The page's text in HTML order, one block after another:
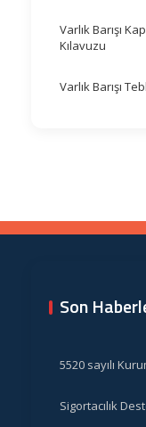
Varlık Barışı
Kılavuzu
Varlık Barışı
Son
5520 sayılı
Sigortacılık